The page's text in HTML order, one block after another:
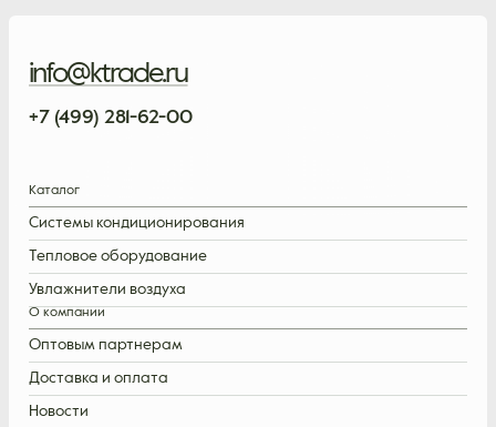
info@ktrade.ru
+7 (499) 281-62-00
Каталог
Системы кондиционирования
Тепловое оборудование
Увлажнители воздуха
О компании
Оптовым партнерам
Доставка и оплата
Новости